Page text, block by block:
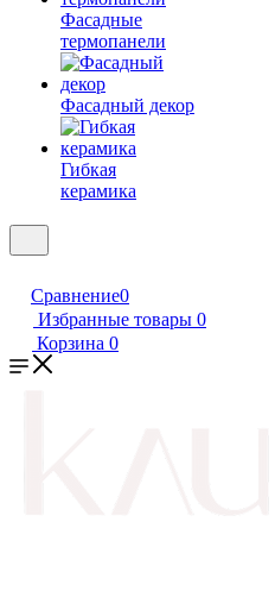
Фасадные
термопанели
Фасадный декор
Гибкая
керамика
Сравнение0
Избранные товары 0
Корзина 0